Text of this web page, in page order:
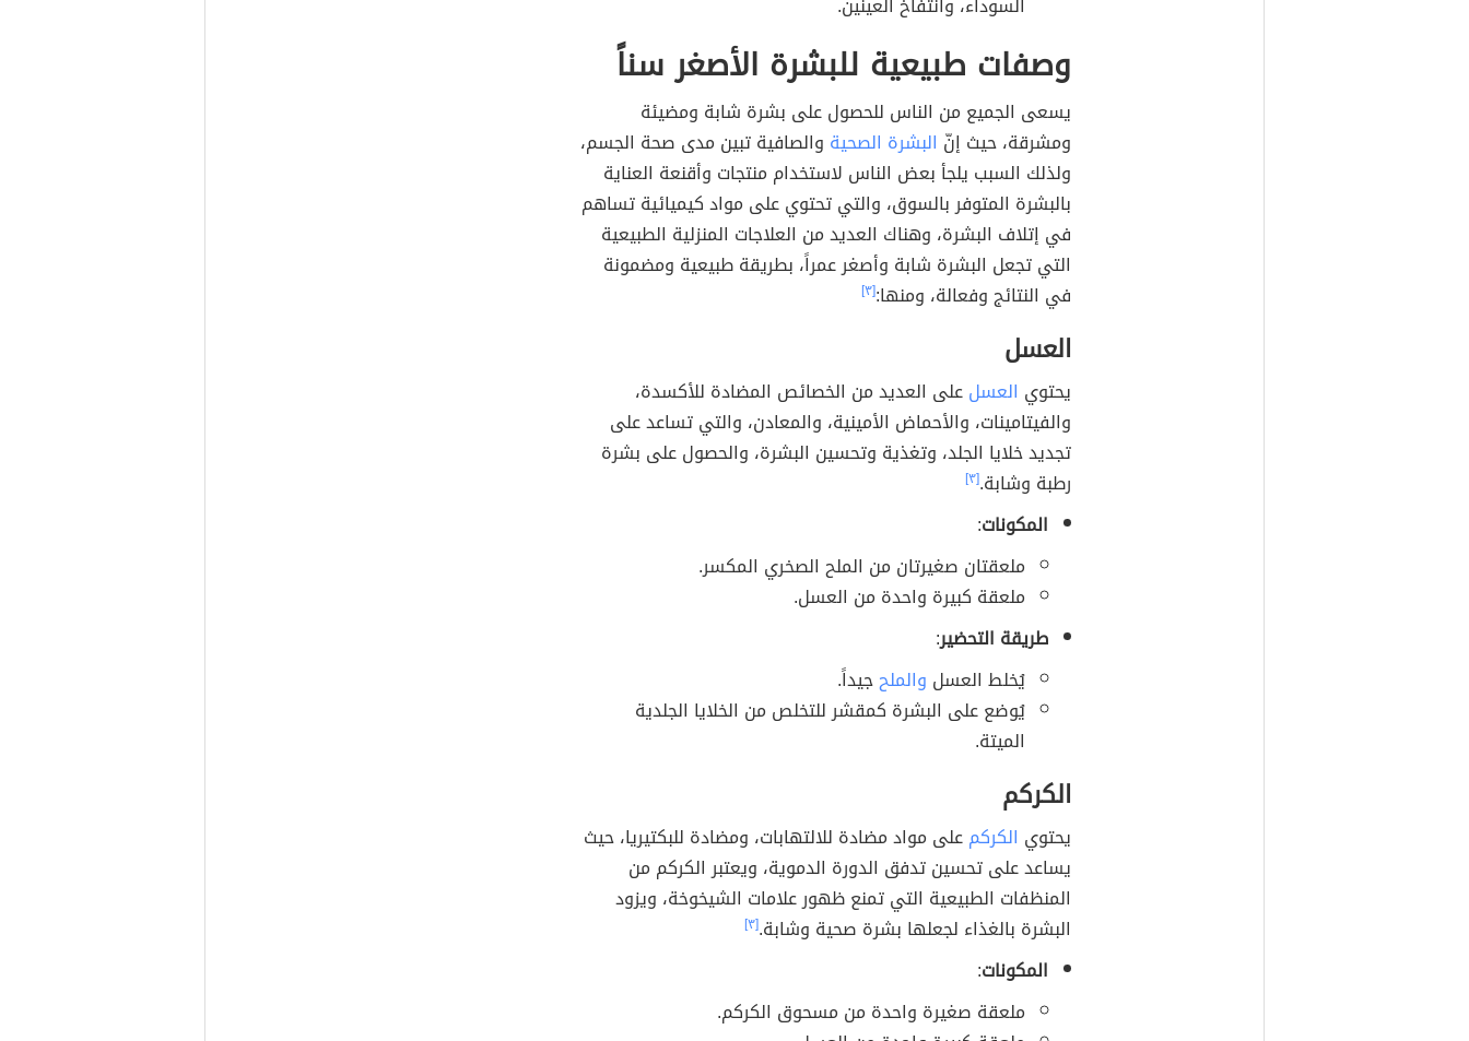
وصفات طبيعية للبشرة الأصغر سناً
يسعى الجميع من الناس للحصول على بشرة شابة ومضيئة
ومشرقة، حيث إنّ البشرة الصحية والصافية تبين مدى صحة الجسم،
ولذلك السبب يلجأ بعض الناس لاستخدام منتجات وأقنعة العناية
بالبشرة المتوفر بالسوق، والتي تحتوي على مواد كيميائية تساهم
في إتلاف البشرة، وهناك العديد من العلاجات المنزلية الطبيعية
التي تجعل البشرة شابة وأصغر عمراً، بطريقة طبيعية ومضمونة
في النتائج وفعالة، ومنها:[٣]
العسل
يحتوي العسلعلى العديد من الخصائص المضادة للأكسدة،
والفيتامينات، والأحماض الأمينية، والمعادن، والتي تساعد على
تجديد خلايا الجلد، وتغذية وتحسين البشرة، والحصول على بشرة
رطبة وشابة.[٣]
المكونات:
ملعقتان صغيرتان من الملح الصخري المكسر.
ملعقة كبيرة واحدة من العسل.
طريقة التحضير:
يُخلط العسل والملحجيداً.
يُوضع على البشرة كمقشر للتخلص من الخلايا الجلدية
الميتة.
الكركم
يحتوي الكركمعلى مواد مضادة للالتهابات، ومضادة للبكتيريا، حيث
يساعد على تحسين تدفق الدورة الدموية، ويعتبر الكركم من
المنظفات الطبيعية التي تمنع ظهور علامات الشيخوخة، ويزود
البشرة بالغذاء لجعلها بشرة صحية وشابة.[٣]
المكونات:
ملعقة صغيرة واحدة من مسحوق الكركم.